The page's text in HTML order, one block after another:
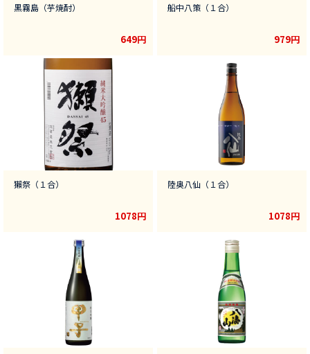
黒霧島（芋焼酎）
649円
船中八策（１合）
979円
獺祭（１合）
1078円
陸奥八仙（１合）
1078円